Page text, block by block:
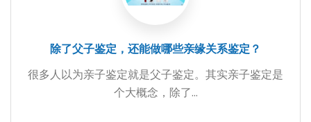
除了父子鉴定，还能做哪些亲缘关系鉴定？
很多人以为亲子鉴定就是父子鉴定。其实亲子鉴定是
个大概念，除了...